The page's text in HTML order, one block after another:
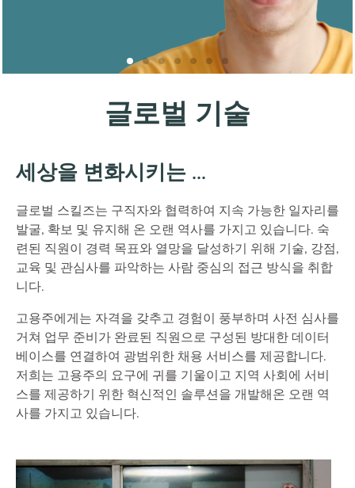
글로벌 기술
세상을 변화시키는 ...
글로벌 스킬즈는 구직자와 협력하여 지속 가능한 일자리를
발굴, 확보 및 유지해 온 오랜 역사를 가지고 있습니다. 숙
련된 직원이 경력 목표와 열망을 달성하기 위해 기술, 강점,
교육 및 관심사를 파악하는 사람 중심의 접근 방식을 취합
니다.
고용주에게는 자격을 갖추고 경험이 풍부하며 사전 심사를
거쳐 업무 준비가 완료된 직원으로 구성된 방대한 데이터
베이스를 연결하여 광범위한 채용 서비스를 제공합니다.
저희는 고용주의 요구에 귀를 기울이고 지역 사회에 서비
스를 제공하기 위한 혁신적인 솔루션을 개발해온 오랜 역
사를 가지고 있습니다.